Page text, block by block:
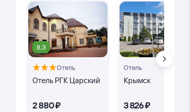
8,3
Отель
Отель РГК Царский
2 ⁠880 ⁠₽
Отель
Крымск
3 ⁠826 ⁠₽